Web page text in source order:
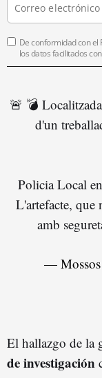
De conformidad con el
los datos facilitados
🚨 💣
d'un
Policia Local
L'artefacte, que
amb
— Mossos
El hallazgo de la
de investigación